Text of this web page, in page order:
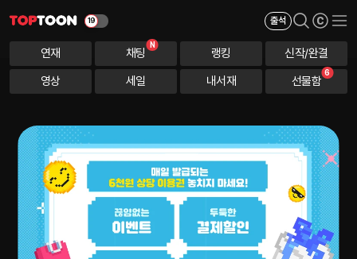
출석
연재 채팅
N
랭킹
신작/완결
영상
세일 내서재
6
선물함